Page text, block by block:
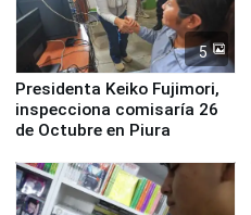
5
Presidenta Keiko Fujimori,
inspecciona comisaría 26
de Octubre en Piura